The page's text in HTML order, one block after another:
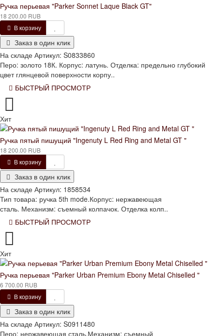
Ручка перьевая "Parker Sonnet Laque Black GT"
18 200.00 RUB
В корзину
Заказ в один клик
На складе Артикул: S0833860
Перо: золото 18К. Корпус: латунь. Отделка: предельно глубокий
цвет глянцевой поверхности корпу..
БЫСТРЫЙ ПРОСМОТР
Хит
Ручка пятый пишущий "Ingenuty L Red Ring and Metal GT "
18 200.00 RUB
В корзину
Заказ в один клик
На складе Артикул: 1858534
Тип товара: ручка 5th mode.Корпус: нержавеющая
сталь. Механизм: съемный колпачок. Отделка колп..
БЫСТРЫЙ ПРОСМОТР
Хит
Ручка перьевая "Parker Urban Premium Ebony Metal Chiselled "
6 700.00 RUB
В корзину
Заказ в один клик
На складе Артикул: S0911480
Перо: нержавеющая сталь.Механизм: съемный